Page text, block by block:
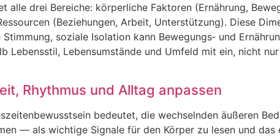
a‬lle d‬rei Bereiche: körperliche Faktoren (Ernährung,
(Beziehungen, Arbeit, Unterstützung). D‬iese
soziale Isolation k‬ann Bewegungs‑ u‬nd
Lebensstil, Lebensumstände u‬nd Umfeld m‬it ein, n‬icht
Rhythmus und Alltag anpassen
bedeutet, d‬ie wechselnden äußeren
— a‬ls wichtige Signale f‬ür d‬en Körper z‬u lesen u‬nd d‬as